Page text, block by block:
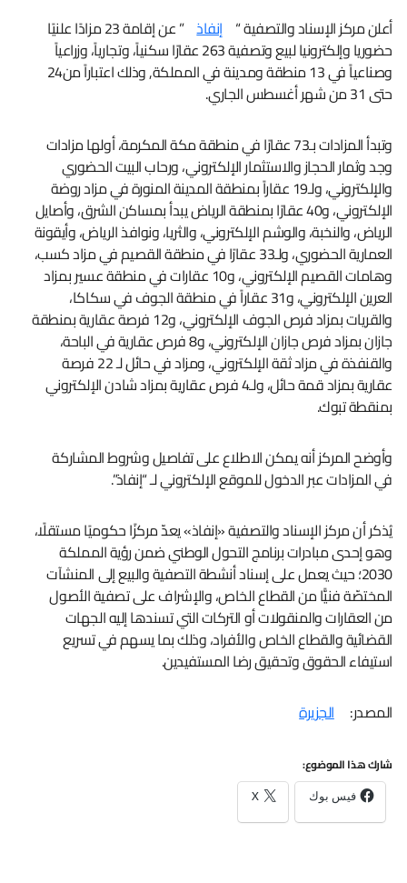
أعلن مركز الإسناد والتصفية “ إنفاذ
” عن إقامة 23 مزادًا علنيًا
حضوريا وإلكترونيا لبيع وتصفية 263 عقارًا سكنياً، وتجارياً، وزراعياً
وصناعياً في 13 منطقة ومدينة في المملكة, وذلك اعتباراً من24
حتى 31 من شهر أغسطس الجاري.
وتبدأ المزادات بـ73 عقارًا في منطقة مكة المكرمة، أولها مزادات
وجد وثمار الحجاز والاستثمار الإلكتروني، ورحاب البيت الحضوري
والإلكتروني، ولـ19 عقاراً بمنطقة المدينة المنورة في مزاد روضة
الإلكتروني، و40 عقارًا بمنطقة الرياض يبدأ بمساكن الشرق، وأصايل
الرياض، والنخبة، والوشم الإلكتروني، والثريا، ونوافذ الرياض، وأيقونة
العمارية الحضوري، ولـ33 عقارًا في منطقة القصيم في مزاد كسب،
وهامات القصيم الإلكتروني، و10 عقارات في منطقة عسير بمزاد
العرين الإلكتروني، و31 عقاراً في منطقة الجوف في سكاكا،
والقريات بمزاد فرص الجوف الإلكتروني، و12 فرصة عقارية بمنطقة
جازان بمزاد فرص جازان الإلكتروني، و8 فرص عقارية في الباحة،
والقنفذة في مزاد ثقة الإلكتروني، ومزاد في حائل لـ 22 فرصة
عقارية بمزاد قمة حائل، ولـ4 فرص عقارية بمزاد شادن الإلكتروني
بمنقطة تبوك.
وأوضح المركز أنه يمكن الاطلاع على تفاصيل وشروط المشاركة
في المزادات عبر الدخول للموقع الإلكتروني لـ “إنفاذ”.
يُذكر أن مركز الإسناد والتصفية «إنفاذ» يعدّ مركزًا حكوميًا مستقلًا،
وهو إحدى مبادرات برنامج التحول الوطني ضمن رؤية المملكة
2030؛ حيث يعمل على إسناد أنشطة التصفية والبيع إلى المنشآت
المختصّة فنيًّا من القطاع الخاص، والإشراف على تصفية الأصول
من العقارات والمنقولات أو التركات التي تسندها إليه الجهات
القضائية والقطاع الخاص والأفراد، وذلك بما يسهم في تسريع
استيفاء الحقوق وتحقيق رضا المستفيدين.
المصدر:
الجزيرة
شارك هذا الموضوع:
فيس بوك X